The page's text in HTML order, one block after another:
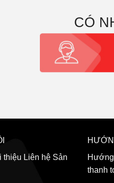
CÓ
thiệu Liên hệ Sản
thanh